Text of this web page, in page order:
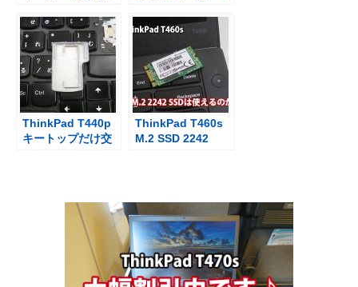
測の事態・・・
販売されるといい
ThinkPad T440p
キートップだけ交
ThinkPad T460s
M.2 SSD 2242